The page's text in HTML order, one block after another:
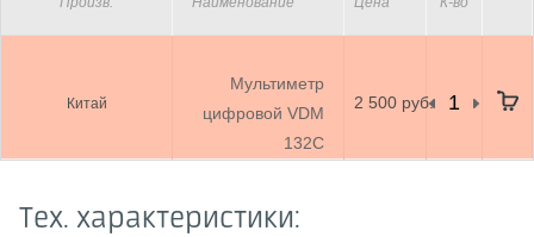
Китай
Мультиметр
цифровой VDM
132C
2 500 руб.
Тех. характеристики: